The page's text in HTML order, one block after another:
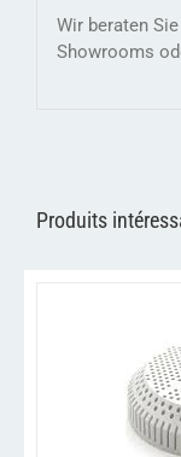
Wir beraten
Showrooms
Produits
AJOUTER AU